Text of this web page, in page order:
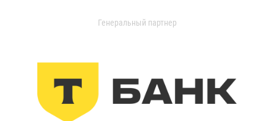
Генеральный партнер